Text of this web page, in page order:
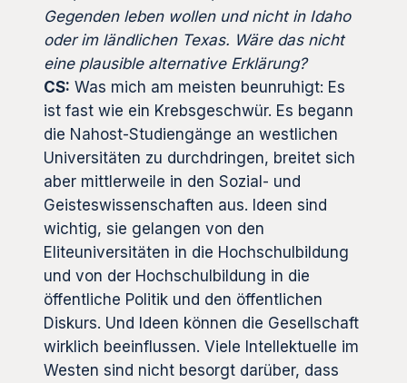
Gegenden leben wollen und nicht in Idaho
oder im ländlichen Texas. Wäre das nicht
eine plausible alternative Erklärung?
CS: Was mich am meisten beunruhigt: Es
ist fast wie ein Krebsgeschwür. Es begann
die Nahost-Studiengänge an westlichen
Universitäten zu durchdringen, breitet sich
aber mittlerweile in den Sozial- und
Geisteswissenschaften aus. Ideen sind
wichtig, sie gelangen von den
Eliteuniversitäten in die Hochschulbildung
und von der Hochschulbildung in die
öffentliche Politik und den öffentlichen
Diskurs. Und Ideen können die Gesellschaft
wirklich beeinflussen. Viele Intellektuelle im
Westen sind nicht besorgt darüber, dass